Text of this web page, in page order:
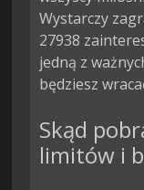
Wystarczy
27938
jedną z
będziesz
Skąd
limitów i